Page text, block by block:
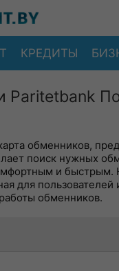
КРЕДИТЫ
Paritetbank
обменников,
поиск нужных
и быстрым.
для
обменников.